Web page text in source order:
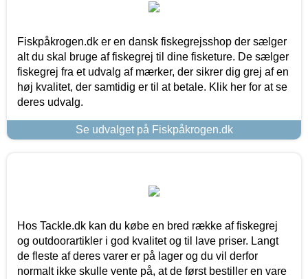
Fiskpåkrogen.dk er en dansk fiskegrejsshop der sælger
alt du skal bruge af fiskegrej til dine fisketure. De sælger
fiskegrej fra et udvalg af mærker, der sikrer dig grej af en
høj kvalitet, der samtidig er til at betale. Klik her for at se
deres udvalg.
Se udvalget på Fiskpåkrogen.dk
Hos Tackle.dk kan du købe en bred række af fiskegrej
og outdoorartikler i god kvalitet og til lave priser. Langt
de fleste af deres varer er på lager og du vil derfor
normalt ikke skulle vente på, at de først bestiller en vare